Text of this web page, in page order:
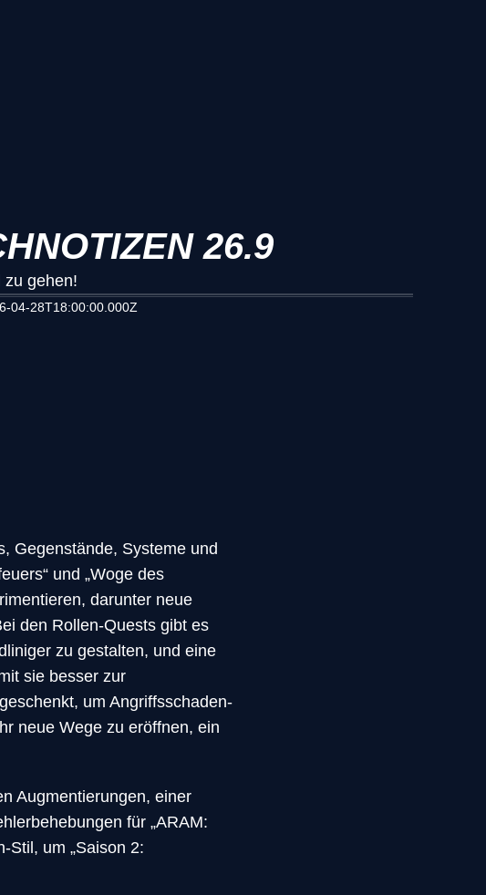
26.9
zu gehen!
04-28T18:00:00.000Z
Gegenstände, Systeme und
und „Woge des
darunter neue
den Rollen-Quests gibt es
zu gestalten, und eine
sie besser zur
um Angriffsschaden-
neue Wege zu eröffnen, ein
Augmentierungen, einer
für „ARAM:
Stil, um „Saison 2: